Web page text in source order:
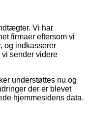
Vi har
firmaer eftersom vi
og indkasserer
sender videre
understøttes nu og
der er blevet
hjemmesidens data.